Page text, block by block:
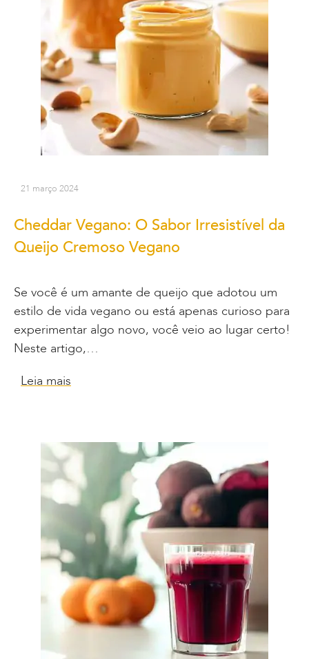
21 março 2024
Cheddar Vegano: O Sabor Irresistível da
Queijo Cremoso Vegano
Se você é um amante de queijo que adotou um
estilo de vida vegano ou está apenas curioso para
experimentar algo novo, você veio ao lugar certo!
Neste artigo,…
Leia mais